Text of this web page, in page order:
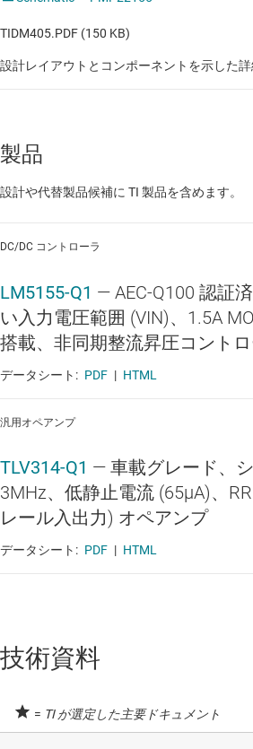
TIDM405.PDF (150 KB)
設計レイアウトとコンポーネントを示した
製品
設計や代替製品候補に TI 製品を含めます。
DC/DC コントローラ
LM5155-Q1 — AEC-Q100 認証
い入力電圧範囲 (VIN)、1.5A
搭載、非同期整流昇圧コント
データシート: PDF | HTML
汎用オペアンプ
TLV314-Q1 — 車載グレード、
3MHz、低静止電流 (65μA)、
レール入出力) オペアンプ
データシート: PDF | HTML
技術資料
= TI が選定した主要ドキュメント